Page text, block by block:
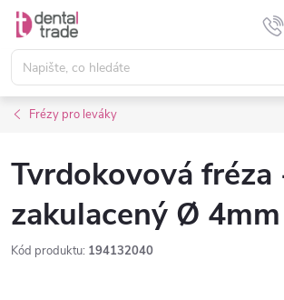
Přejít
obsah
Frézy pro leváky
Tvrdokovová
zakulacený Ø 4mm
Kód produktu: 194132040